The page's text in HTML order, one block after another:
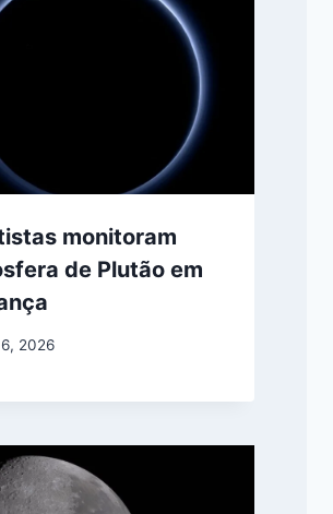
monitoram
de Plutão em
2026